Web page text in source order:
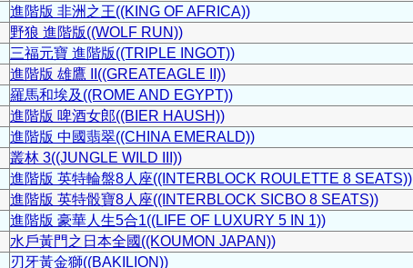
進階版 非洲之王((KING OF AFRICA))
野狼 進階版((WOLF RUN))
三福元寶 進階版((TRIPLE INGOT))
進階版 雄鷹 II((GREATEAGLE II))
羅馬和埃及((ROME AND EGYPT))
進階版 啤酒女郎((BIER HAUSH))
進階版 中國翡翠((CHINA EMERALD))
叢林 3((JUNGLE WILD III))
進階版 英特輪盤8人座((INTERBLOCK ROULETTE 8 SEATS))
進階版 英特骰寶8人座((INTERBLOCK SICBO 8 SEATS))
進階版 豪華人生5合1((LIFE OF LUXURY 5 IN 1))
水戶黃門之日本全國((KOUMON JAPAN))
刃牙黃金獅((BAKILION))